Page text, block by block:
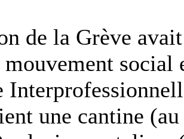
de la Grève
mouvement
une cantine